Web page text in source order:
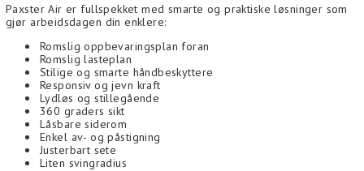
Paxster Air er fullspekket med smarte og praktiske løsninger som
gjør arbeidsdagen din enklere:
Romslig oppbevaringsplan foran
Romslig lasteplan
Stilige og smarte håndbeskyttere
Responsiv og jevn kraft
Lydløs og stillegående
360 graders sikt
Låsbare siderom
Enkel av- og påstigning
Justerbart sete
Liten svingradius